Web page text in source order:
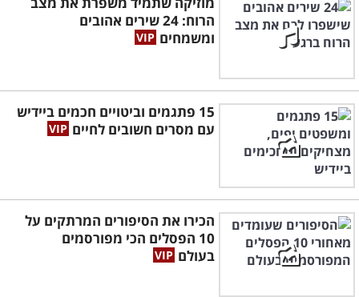
הרוח: 24 שירים אהובים
ומשמחים
15 פתגמים וביטויים חכמים ביידיש
עם מסרים חשובים לחיים
הכירו את הסיפורים המרתקים על
10 הפסלים הכי מפורסמים
בעולם